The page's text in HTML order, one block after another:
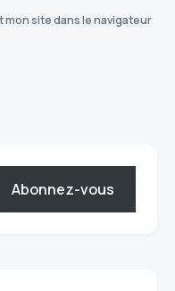
site dans le navigateur
Abonnez-vous